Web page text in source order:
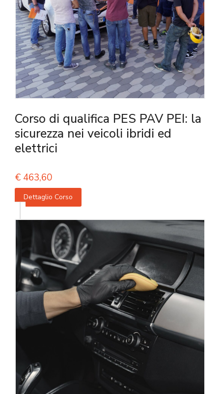
Corso di qualifica PES PAV PEI: la
sicurezza nei veicoli ibridi ed
elettrici
€ 463,60
Dettaglio Corso